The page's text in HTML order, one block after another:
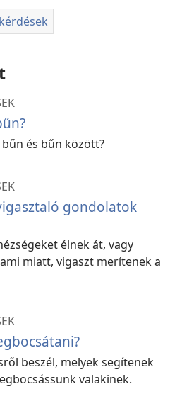
és bűn között?
gondolatok
élnek át, vagy
miatt, vigaszt merítenek a
beszél, melyek segítenek
valakinek.